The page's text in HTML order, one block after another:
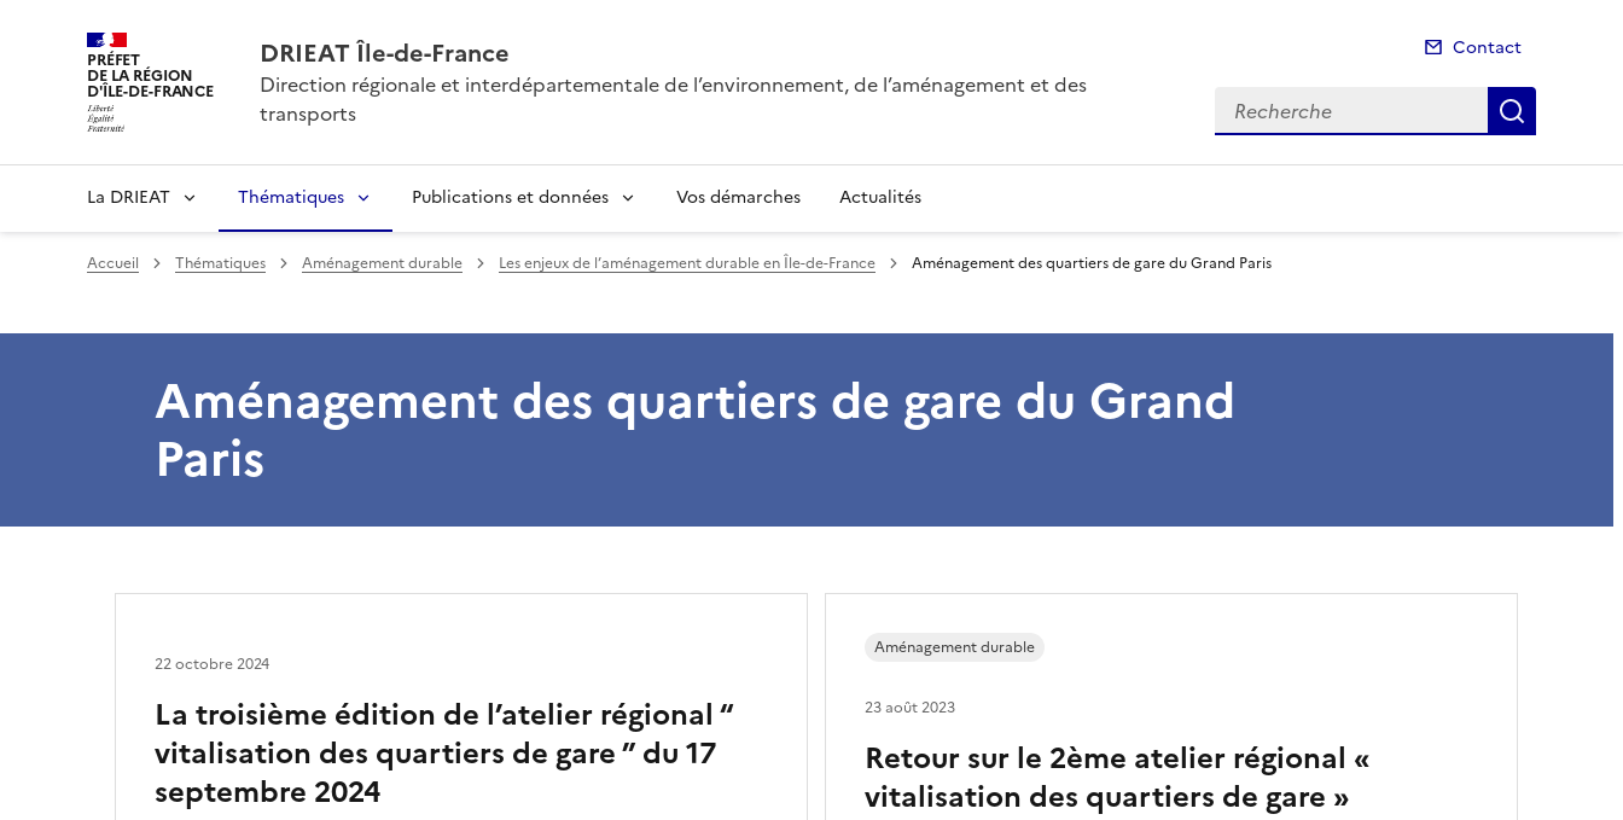
PRÉFET
DE LA RÉGION
D'ÎLE-DE-FRANCE
DRIEAT Île-de-France
Direction régionale et interdépartementale de l’environnement, de l’aménagement et des
transports
Contact
Recherche
La DRIEAT Thématiques Publications et données Vos démarches Actualités
Accueil Thématiques Aménagement durable Les enjeux de l’aménagement durable en Île-de-France Aménagement des quartiers de gare du Grand Paris
Aménagement des quartiers de gare du Grand
Paris
La troisième édition de l’atelier régional “
vitalisation des quartiers de gare ” du 17
septembre 2024
22 octobre 2024
Retour sur le 2ème atelier régional «
vitalisation des quartiers de gare »
Aménagement durable
23 août 2023